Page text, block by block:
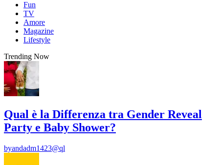
Fun
TV
Amore
Magazine
Lifestyle
Trending Now
Qual è la Differenza tra Gender Reveal
Party e Baby Shower?
byandadm1423@ql